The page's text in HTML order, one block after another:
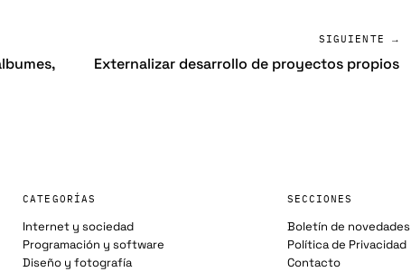
SIGUIENTE →
Externalizar desarrollo de proyectos propios
CATEGORÍAS
Internet y sociedad
Programación y software
Diseño y fotografía
SECCIONES
Boletín de novedades
Política de Privacidad
Contacto